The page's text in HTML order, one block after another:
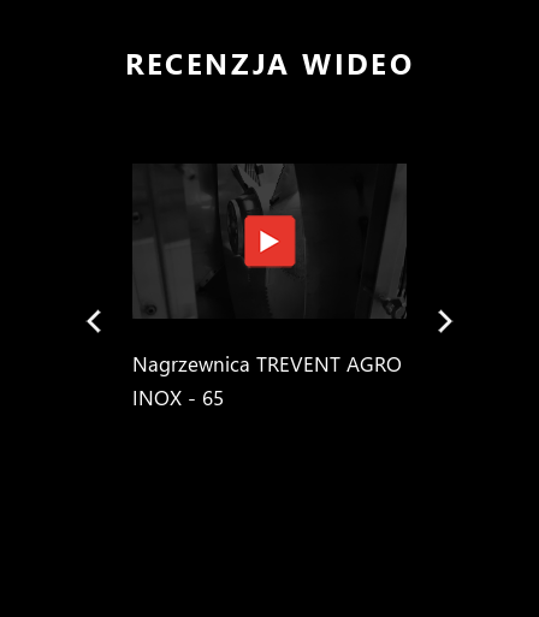
RECENZJA WIDEO
Nagrzewnica TREVENT AGRO
INOX - 65